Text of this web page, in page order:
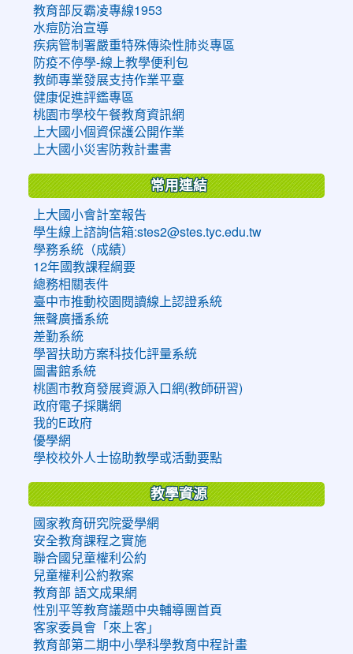
教育部反霸凌專線1953
水痘防治宣導
疾病管制署嚴重特殊傳染性肺炎專區
防疫不停學-線上教學便利包
教師專業發展支持作業平臺
健康促進評鑑專區
桃園市學校午餐教育資訊網
上大國小個資保護公開作業
上大國小災害防救計畫書
常用連結
上大國小會計室報告
學生線上諮詢信箱:stes2@stes.tyc.edu.tw
學務系統（成績）
12年國教課程綱要
總務相關表件
臺中市推動校園閱讀線上認證系統
無聲廣播系統
差勤系統
學習扶助方案科技化評量系統
圖書館系統
桃園市教育發展資源入口網(教師研習)
政府電子採購網
我的E政府
優學網
學校校外人士協助教學或活動要點
教學資源
國家教育研究院愛學網
安全教育課程之實施
聯合國兒童權利公約
兒童權利公約教案
教育部 語文成果網
性別平等教育議題中央輔導團首頁
客家委員會「來上客」
教育部第二期中小學科學教育中程計畫